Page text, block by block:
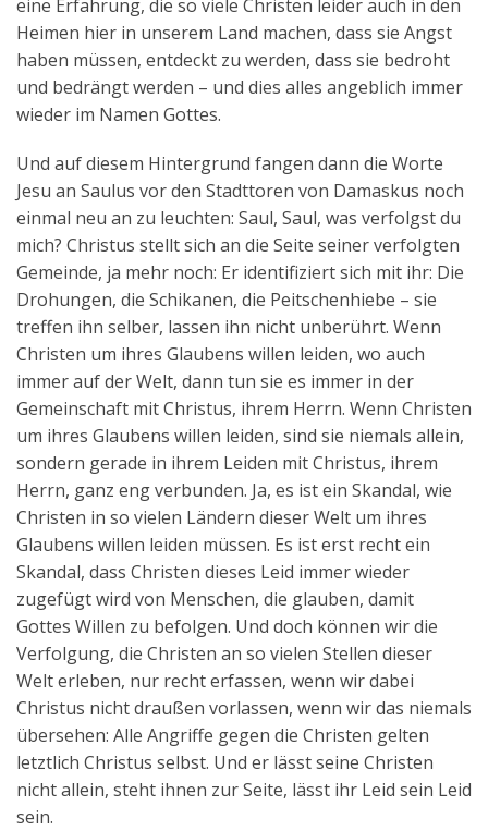
eine Erfahrung, die so viele Christen leider auch in den
Heimen hier in unserem Land machen, dass sie Angst
haben müssen, entdeckt zu werden, dass sie bedroht
und bedrängt werden – und dies alles angeblich immer
wieder im Namen Gottes.
Und auf diesem Hintergrund fangen dann die Worte
Jesu an Saulus vor den Stadttoren von Damaskus noch
einmal neu an zu leuchten: Saul, Saul, was verfolgst du
mich? Christus stellt sich an die Seite seiner verfolgten
Gemeinde, ja mehr noch: Er identifiziert sich mit ihr: Die
Drohungen, die Schikanen, die Peitschenhiebe – sie
treffen ihn selber, lassen ihn nicht unberührt. Wenn
Christen um ihres Glaubens willen leiden, wo auch
immer auf der Welt, dann tun sie es immer in der
Gemeinschaft mit Christus, ihrem Herrn. Wenn Christen
um ihres Glaubens willen leiden, sind sie niemals allein,
sondern gerade in ihrem Leiden mit Christus, ihrem
Herrn, ganz eng verbunden. Ja, es ist ein Skandal, wie
Christen in so vielen Ländern dieser Welt um ihres
Glaubens willen leiden müssen. Es ist erst recht ein
Skandal, dass Christen dieses Leid immer wieder
zugefügt wird von Menschen, die glauben, damit
Gottes Willen zu befolgen. Und doch können wir die
Verfolgung, die Christen an so vielen Stellen dieser
Welt erleben, nur recht erfassen, wenn wir dabei
Christus nicht draußen vorlassen, wenn wir das niemals
übersehen: Alle Angriffe gegen die Christen gelten
letztlich Christus selbst. Und er lässt seine Christen
nicht allein, steht ihnen zur Seite, lässt ihr Leid sein Leid
sein.